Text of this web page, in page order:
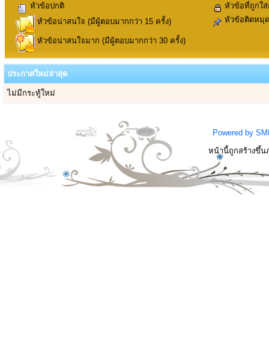
หัวข้อปกติ
หัวข้อน่าสนใจ (มีผู้ตอบมากกว่า 15 ครั้ง)
หัวข้อน่าสนใจมาก (มีผู้ตอบมากกว่า 30 ครั้ง)
หัวข้อที่ถูกใ
หัวข้อติดหมุด
ประกาศใหม่ล่าสุด
ไม่มีกระทู้ใหม่
Powered by
หน้านี้ถูกสร้างขึ้น